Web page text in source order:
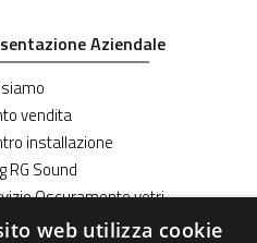
Aziendale
vendita
installazione
RG Sound
Oscuramento vetri
riparazione Parabrezza
web utilizza cookie